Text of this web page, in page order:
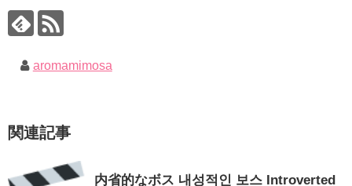
ョンら同僚芸能人から慰めの言葉が続々 – Taka News
キングを一部公開（DVD-SET2特典映像より）
いでしょ？” Big News TV
幻の王女チャミョンゴ エンディング
か」出演で話題 Big News TV
aromamimosa
関連記事
内省的なボス 내성적인 보스 Introverted